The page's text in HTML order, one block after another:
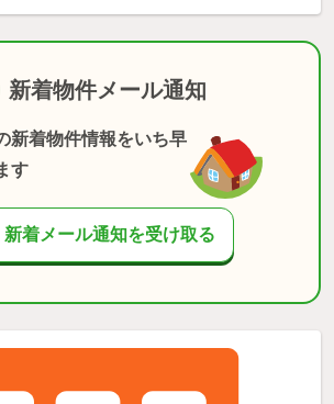
新着物件メール通知
新着物件情報をいち早
す
新着メール通知を受け取る